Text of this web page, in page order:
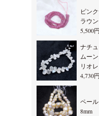
ピン
ラウ
5,500円
ナチ
ムー
リオ
4,730円
ペー
8mm